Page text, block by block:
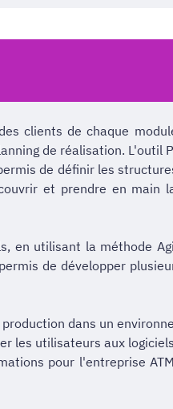
clients de chaque
de réalisation. L'outil
de définir les
et prendre en main
en utilisant la méthode
de développer
dans un
les utilisateurs aux
pour l'entreprise